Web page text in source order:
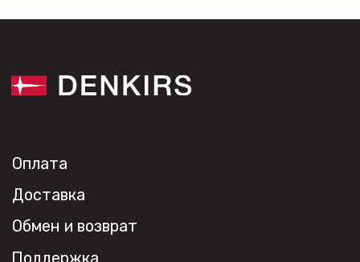
© 2026 DENKIRS
Все права защищены
обработки персональных данных
Публичная оферта